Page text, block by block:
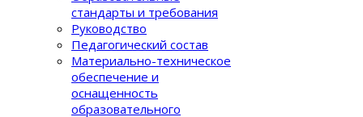
стандарты и требования
Руководство
Педагогический состав
Материально-техническое
обеспечение и
оснащенность
образовательного